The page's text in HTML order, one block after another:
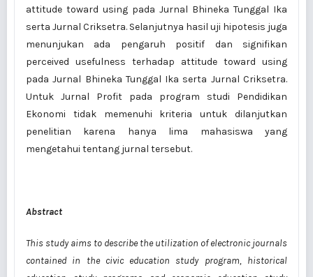
attitude toward using pada Jurnal Bhineka Tunggal Ika
serta Jurnal Criksetra. Selanjutnya hasil uji hipotesis juga
menunjukan ada pengaruh positif dan signifikan
perceived usefulness terhadap attitude toward using
pada Jurnal Bhineka Tunggal Ika serta Jurnal Criksetra.
Untuk Jurnal Profit pada program studi Pendidikan
Ekonomi tidak memenuhi kriteria untuk dilanjutkan
penelitian karena hanya lima mahasiswa yang
mengetahui tentang jurnal tersebut.
Abstract
This study aims to describe the utilization of electronic journals
contained in the civic education study program, historical